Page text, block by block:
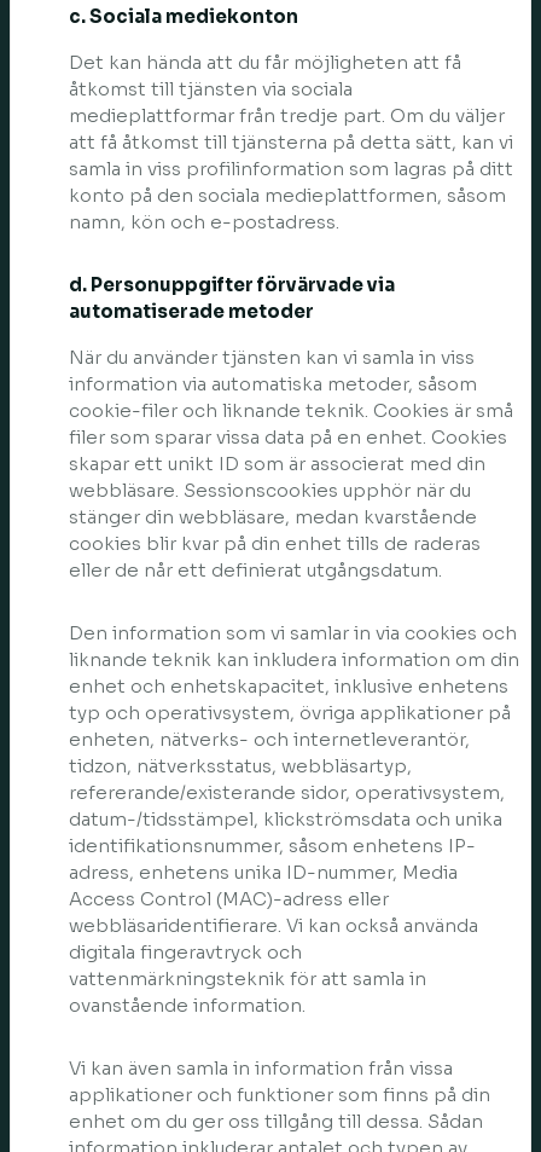
c. Sociala mediekonton
Det kan hända att du får möjligheten att få
åtkomst till tjänsten via sociala
medieplattformar från tredje part. Om du väljer
att få åtkomst till tjänsterna på detta sätt, kan vi
samla in viss profilinformation som lagras på ditt
konto på den sociala medieplattformen, såsom
namn, kön och e-postadress.
d. Personuppgifter förvärvade via
automatiserade metoder
När du använder tjänsten kan vi samla in viss
information via automatiska metoder, såsom
cookie-filer och liknande teknik. Cookies är små
filer som sparar vissa data på en enhet. Cookies
skapar ett unikt ID som är associerat med din
webbläsare. Sessionscookies upphör när du
stänger din webbläsare, medan kvarstående
cookies blir kvar på din enhet tills de raderas
eller de når ett definierat utgångsdatum.
Den information som vi samlar in via cookies och
liknande teknik kan inkludera information om din
enhet och enhetskapacitet, inklusive enhetens
typ och operativsystem, övriga applikationer på
enheten, nätverks- och internetleverantör,
tidzon, nätverksstatus, webbläsartyp,
refererande/existerande sidor, operativsystem,
datum-/tidsstämpel, klickströmsdata och unika
identifikationsnummer, såsom enhetens IP-
adress, enhetens unika ID-nummer, Media
Access Control (MAC)-adress eller
webbläsaridentifierare. Vi kan också använda
digitala fingeravtryck och
vattenmärkningsteknik för att samla in
ovanstående information.
Vi kan även samla in information från vissa
applikationer och funktioner som finns på din
enhet om du ger oss tillgång till dessa. Sådan